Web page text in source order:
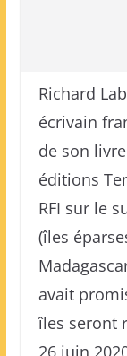
Richard
écrivain
de son
éditions
RFI sur le
(îles
avait
îles seront
26 juin